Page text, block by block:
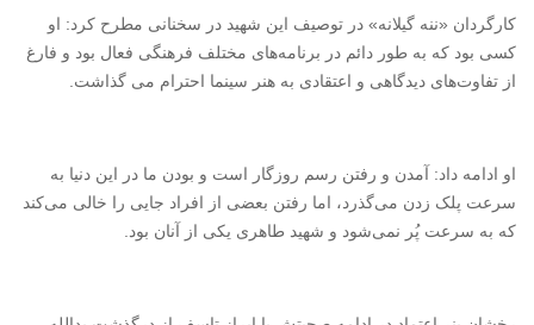
کارگردان «ننه گیلانه» در توصیف این شهید در سخنانی مطرح کرد: او
کسی بود که به طور دائم در برنامه‌های مختلف فرهنگی فعال بود و فارغ
از تفاوت‌های دیدگاهی و اعتقادی به هنر سینما احترام می گذاشت.
او ادامه داد: آمدن و رفتن رسم روزگار است و بودن ما در این دنیا به
سرعت پلک زدن می‌گذرد، اما رفتن بعضی از افراد جایی را خالی می‌کند
که به سرعت پُر نمی‌شود و شهید طاهری یکی از آنان بود.